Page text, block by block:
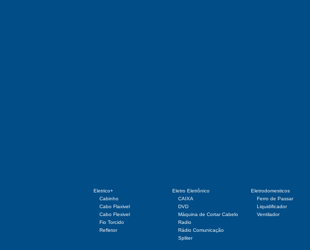
Eletrico+
Cabinho
Cabo Flaxivel
Cabo Flexivel
Fio Torcido
Refletor
Eletro Eletrônico
CAIXA
DVD
Máquina de Cortar Cabelo
Radio
Rádio Comunicação
Spliter
Eletrodomesticos
Ferro de Passar
Liquidificador
Ventilador